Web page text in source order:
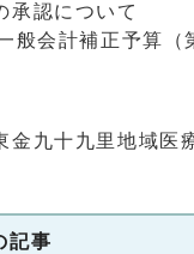
認について
会計補正予算（
九十九里地域医
記事